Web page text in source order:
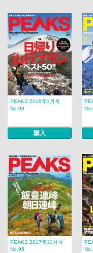
PEAKS 2018年1月号
No.98
購入
PEAKS 2017年10月号
No.95